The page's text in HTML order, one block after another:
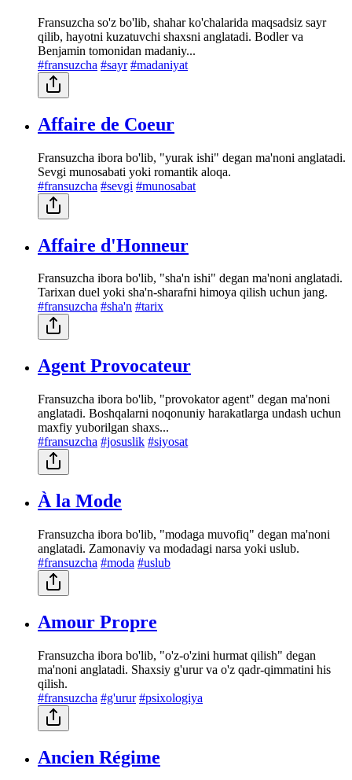
Fransuzcha so'z bo'lib, shahar ko'chalarida maqsadsiz sayr
qilib, hayotni kuzatuvchi shaxsni anglatadi. Bodler va
Benjamin tomonidan madaniy...
#fransuzcha #sayr #madaniyat
Affaire de Coeur
Fransuzcha ibora bo'lib, "yurak ishi" degan ma'noni anglatadi.
Sevgi munosabati yoki romantik aloqa.
#fransuzcha #sevgi #munosabat
Affaire d'Honneur
Fransuzcha ibora bo'lib, "sha'n ishi" degan ma'noni anglatadi.
Tarixan duel yoki sha'n-sharafni himoya qilish uchun jang.
#fransuzcha #sha'n #tarix
Agent Provocateur
Fransuzcha ibora bo'lib, "provokator agent" degan ma'noni
anglatadi. Boshqalarni noqonuniy harakatlarga undash uchun
maxfiy yuborilgan shaxs...
#fransuzcha #josuslik #siyosat
À la Mode
Fransuzcha ibora bo'lib, "modaga muvofiq" degan ma'noni
anglatadi. Zamonaviy va modadagi narsa yoki uslub.
#fransuzcha #moda #uslub
Amour Propre
Fransuzcha ibora bo'lib, "o'z-o'zini hurmat qilish" degan
ma'noni anglatadi. Shaxsiy g'urur va o'z qadr-qimmatini his
qilish.
#fransuzcha #g'urur #psixologiya
Ancien Régime